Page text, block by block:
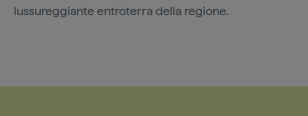
lussureggiante entroterra della regione.